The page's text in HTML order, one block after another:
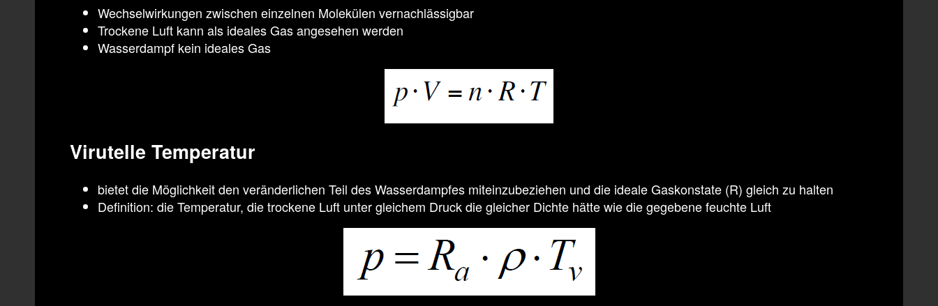
Wechselwirkungen zwischen einzelnen Molekülen vernachlässigbar
Trockene Luft kann als ideales Gas angesehen werden
Wasserdampf kein ideales Gas
Virutelle Temperatur
bietet die Möglichkeit den veränderlichen Teil des Wasserdampfes miteinzubeziehen und die ideale Gaskonstate (R) gleich zu halten
Definition: die Temperatur, die trockene Luft unter gleichem Druck die gleicher Dichte hätte wie die gegebene feuchte Luft